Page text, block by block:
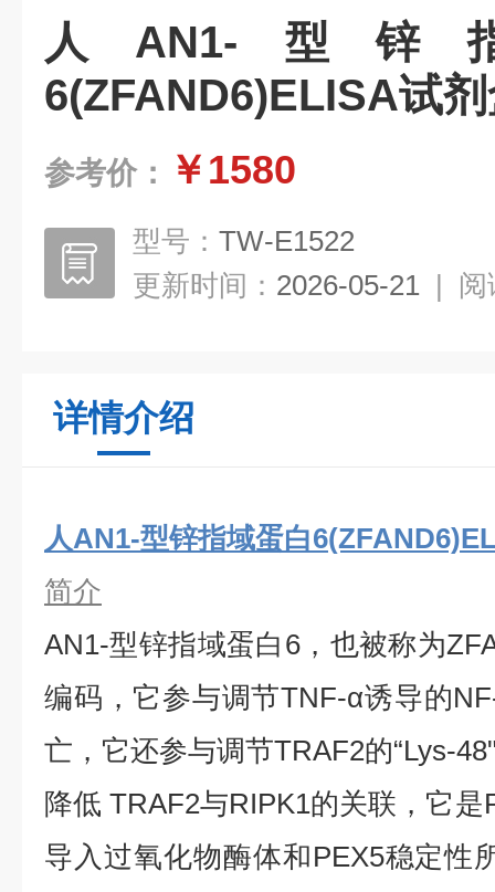
人AN1-型锌
6(ZFAND6)ELISA试
参考价： ￥1580
型号： TW-E1522
更新时间： 2026-05-21 | 阅
详情介绍
人AN1-型锌指域蛋白
简介
AN1-型锌指域蛋白6，也被称为
编码，它参与调节TNF-α诱导的
亡，它还参与调节TRAF2的“Lys-
降低 TRAF2与RIPK1的关联，它
导入过氧化物酶体和PEX5稳定性